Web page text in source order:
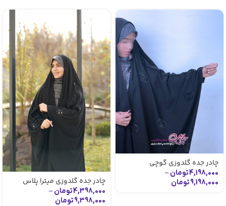
چادر جده گلدوزی گوچی
4,198,000تومان –
9,198,000تومان چادر جده گلدوزی میترا پلاس
4,398,000تومان –
9,398,000تومان